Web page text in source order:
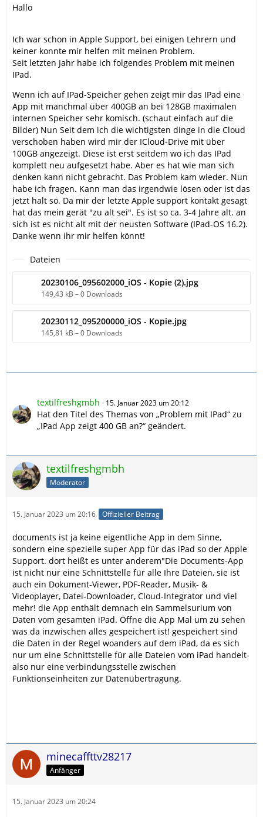
Hallo
Ich war schon in Apple Support, bei einigen Lehrern und
keiner konnte mir helfen mit meinen Problem.
Seit letzten Jahr habe ich folgendes Problem mit meinen
IPad.
Wenn ich auf IPad-Speicher gehen zeigt mir das IPad eine
App mit manchmal über 400GB an bei 128GB maximalen
internen Speicher sehr komisch. (schaut einfach auf die
Bilder) Nun Seit dem ich die wichtigsten dinge in die Cloud
verschoben haben wird mir der ICloud-Drive mit über
100GB angezeigt. Diese ist erst seitdem wo ich das IPad
komplett neu aufgesetzt habe. Aber es hat wie man sich
denken kann nicht gebracht. Das Problem kam wieder. Nun
habe ich fragen. Kann man das irgendwie lösen oder ist das
jetzt halt so. Da mir der letzte Apple support kontakt gesagt
hat das mein gerät "zu alt sei". Es ist so ca. 3-4 Jahre alt. an
sich ist es nicht alt mit der neusten Software (IPad-OS 16.2).
Danke wenn ihr mir helfen könnt!
Dateien
20230106_095602000_iOS - Kopie (2).jpg
149,43 kB – 0 Downloads
20230112_095200000_iOS - Kopie.jpg
145,81 kB – 0 Downloads
textilfreshgmbh 15. Januar 2023 um 20:12
Hat den Titel des Themas von „Problem mit IPad“ zu
„IPad App zeigt 400 GB an?“ geändert.
textilfreshgmbh
Moderator
15. Januar 2023 um 20:16 Offizieller Beitrag
documents ist ja keine eigentliche App in dem Sinne,
sondern eine spezielle super App für das iPad so der Apple
Support. dort heißt es unter anderem"Die Documents-App
ist nicht nur eine Schnittstelle für alle Ihre Dateien, sie ist
auch ein Dokument-Viewer, PDF-Reader, Musik- &
Videoplayer, Datei-Downloader, Cloud-Integrator und viel
mehr! die App enthält demnach ein Sammelsurium von
Daten vom gesamten iPad. Öffne die App Mal um zu sehen
was da inzwischen alles gespeichert ist! gespeichert sind
die Daten in der Regel woanders auf dem iPad, da es sich
nur um eine Schnittstelle für alle Dateien vom iPad handelt-
also nur eine verbindungsstelle zwischen
Funktionseinheiten zur Datenübertragung.
minecaffttv28217
Anfänger
15. Januar 2023 um 20:24